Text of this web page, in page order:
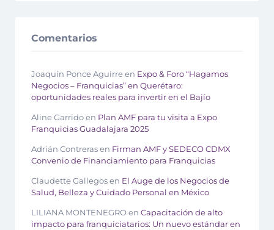
Comentarios
Joaquín Ponce Aguirreen Expo & Foro “Hagamos
Negocios – Franquicias” en Querétaro:
oportunidades reales para invertir en el Bajío
Aline Garridoen Plan AMF para tu visita a Expo
Franquicias Guadalajara 2025
Adrián Contrerasen Firman AMF y SEDECO CDMX
Convenio de Financiamiento para Franquicias
Claudette Gallegosen El Auge de los Negocios de
Salud, Belleza y Cuidado Personal en México
LILIANA MONTENEGROen Capacitación de alto
impacto para franquiciatarios: Un nuevo estándar en